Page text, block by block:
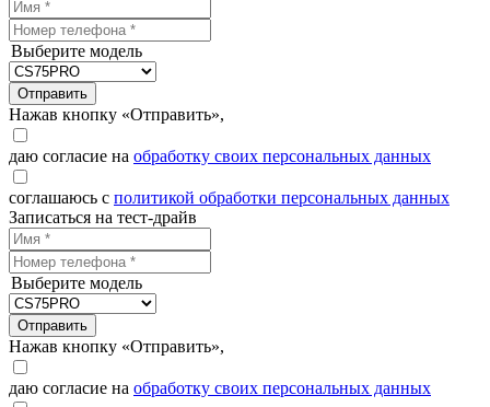
Выберите модель
Отправить
Нажав кнопку «Отправить»,
даю согласие на обработку своих персональных данных
соглашаюсь с политикой обработки персональных данных
Записаться на тест-драйв
Выберите модель
Отправить
Нажав кнопку «Отправить»,
даю согласие на обработку своих персональных данных